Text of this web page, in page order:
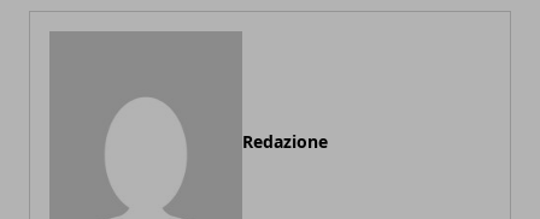
Redazione